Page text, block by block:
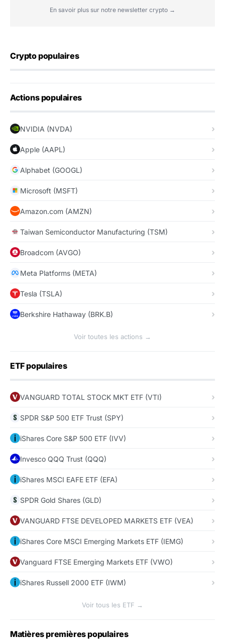
En savoir plus sur notre newsletter crypto →
Crypto populaires
Actions populaires
NVIDIA (NVDA)
Apple (AAPL)
Alphabet (GOOGL)
Microsoft (MSFT)
Amazon.com (AMZN)
Taiwan Semiconductor Manufacturing (TSM)
Broadcom (AVGO)
Meta Platforms (META)
Tesla (TSLA)
Berkshire Hathaway (BRK.B)
Voir toutes les actions →
ETF populaires
VANGUARD TOTAL STOCK MKT ETF (VTI)
SPDR S&P 500 ETF Trust (SPY)
iShares Core S&P 500 ETF (IVV)
Invesco QQQ Trust (QQQ)
iShares MSCI EAFE ETF (EFA)
SPDR Gold Shares (GLD)
VANGUARD FTSE DEVELOPED MARKETS ETF (VEA)
iShares Core MSCI Emerging Markets ETF (IEMG)
Vanguard FTSE Emerging Markets ETF (VWO)
iShares Russell 2000 ETF (IWM)
Voir tous les ETF →
Matières premières populaires